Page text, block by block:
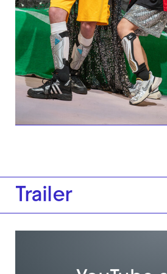
Trailer